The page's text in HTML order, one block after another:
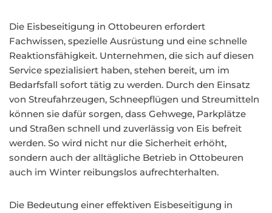
Die Eisbeseitigung in Ottobeuren erfordert
Fachwissen, spezielle Ausrüstung und eine schnelle
Reaktionsfähigkeit. Unternehmen, die sich auf diesen
Service spezialisiert haben, stehen bereit, um im
Bedarfsfall sofort tätig zu werden. Durch den Einsatz
von Streufahrzeugen, Schneepflügen und Streumitteln
können sie dafür sorgen, dass Gehwege, Parkplätze
und Straßen schnell und zuverlässig von Eis befreit
werden. So wird nicht nur die Sicherheit erhöht,
sondern auch der alltägliche Betrieb in Ottobeuren
auch im Winter reibungslos aufrechterhalten.
Die Bedeutung einer effektiven Eisbeseitigung in